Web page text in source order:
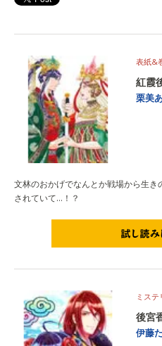
表紙&
紅霞
栗美
文林のおかげでなんとか戦場から生
されていて…！？
ミス
後宮
伊藤